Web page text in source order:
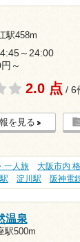
駅458m
～24:00
～
2.0 点 / 6
を見る
一人旅
大阪市内
淀川駅 阪神電
温泉
駅500m